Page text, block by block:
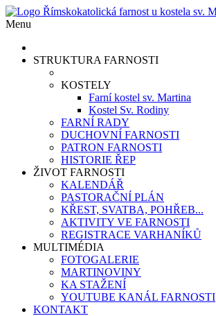
Menu
STRUKTURA FARNOSTI
KOSTELY
Farní kostel sv. Martina
Kostel Sv. Rodiny
FARNÍ RADY
DUCHOVNÍ FARNOSTI
PATRON FARNOSTI
HISTORIE ŘEP
ŽIVOT FARNOSTI
KALENDÁŘ
PASTORAČNÍ PLÁN
KŘEST, SVATBA, POHŘEB...
AKTIVITY VE FARNOSTI
REGISTRACE VARHANÍKŮ
MULTIMÉDIA
FOTOGALERIE
MARTINOVINY
KA STAŽENÍ
YOUTUBE KANÁL FARNOSTI
KONTAKT